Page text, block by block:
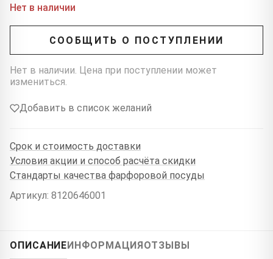
Нет в наличии
СООБЩИТЬ О ПОСТУПЛЕНИИ
Нет в наличии. Цена при поступлении может
измениться.
Добавить в список желаний
Срок и стоимость доставки
Условия акции и способ расчёта скидки
Стандарты качества фарфоровой посуды
Артикул: 8120646001
ОПИСАНИЕ ИНФОРМАЦИЯ ОТЗЫВЫ